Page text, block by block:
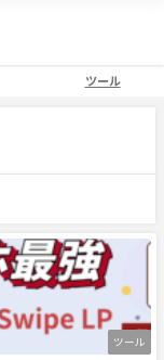
ツール
ツール